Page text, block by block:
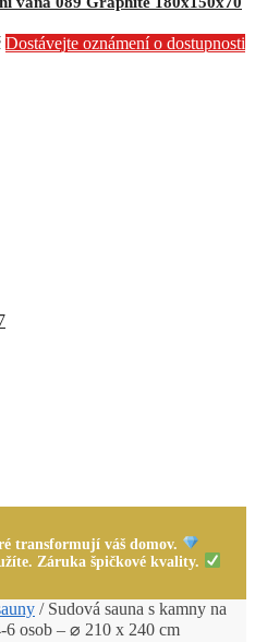
Dostávejte oznámení o dostupnosti
transformují váš domov.
Záruka špičkové kvality.
/ Sudová sauna s kamny na
osob – ⌀ 210 x 240 cm